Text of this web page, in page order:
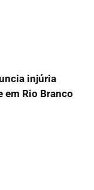
injúria
em Rio Branco